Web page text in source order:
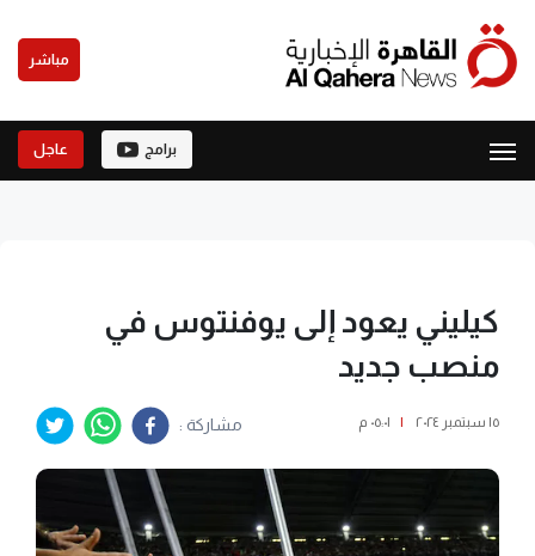
مباشر
برامج عاجل
كيليني يعود إلى يوفنتوس في
منصب جديد
١٥ سبتمبر ٢٠٢٤ | ٠٥:٠١ م مشاركة :